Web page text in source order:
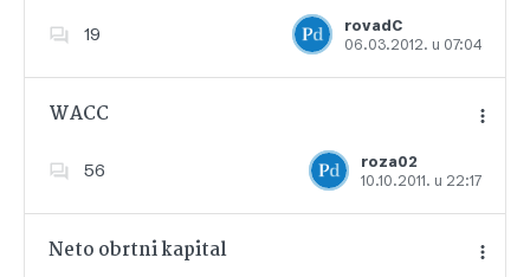
19
rovadC
06.03.2012. u 07:04
Dodajte u favorite
WACC
56
roza02
10.10.2011. u 22:17
Dodajte u favorite
Neto obrtni kapital